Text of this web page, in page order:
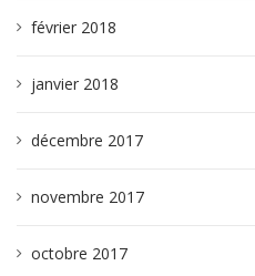
février 2018
janvier 2018
décembre 2017
novembre 2017
octobre 2017